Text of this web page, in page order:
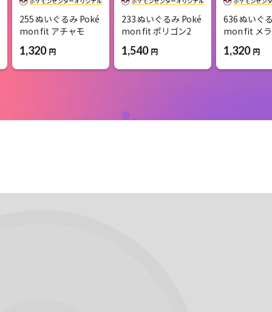
255 ぬいぐるみ Poké
mon fit アチャモ
1,320 円
233 ぬいぐるみ Poké
mon fit ポリゴン2
1,540 円
636 ぬいぐ
mon fit メ
1,320 円